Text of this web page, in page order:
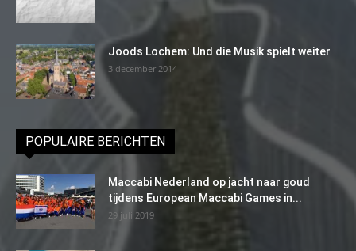
Joods Lochem: Und die Musik spielt weiter
3 december 2014
POPULAIRE BERICHTEN
Maccabi Nederland op jacht naar goud
tijdens European Maccabi Games in...
29 juli 2019